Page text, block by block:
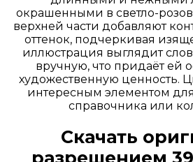
окрашенными в светло-
верхней части добавляют
оттенок, подчеркивая
иллюстрация выглядит
вручную, что придаёт ей
художественную ценность.
интересным элементом
справочника или
Скачать